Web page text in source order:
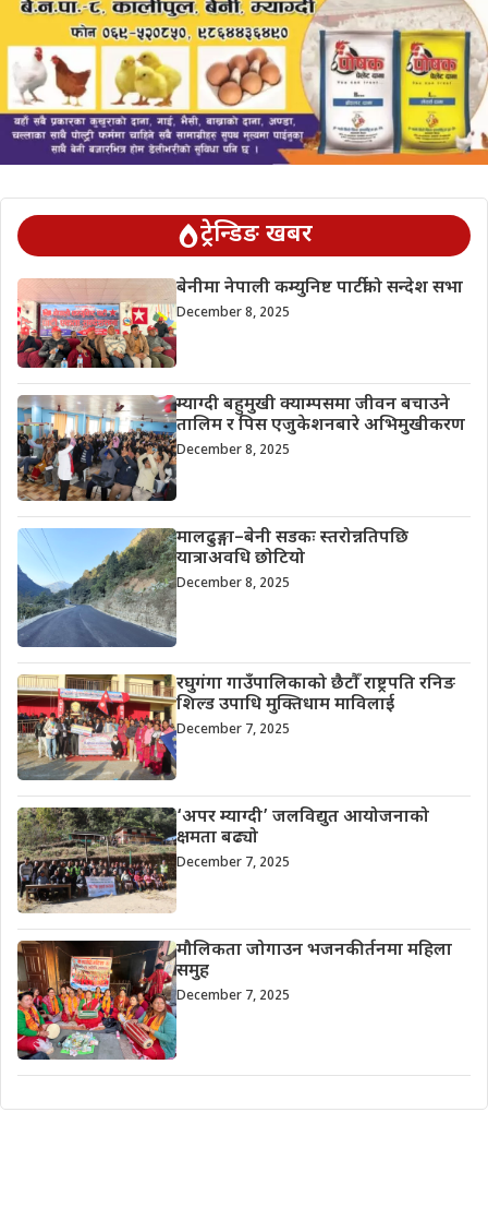
ट्रेन्डिङ खबर
बेनीमा नेपाली कम्युनिष्ट पार्टीको सन्देश सभा
December 8, 2025
म्याग्दी बहुमुखी क्याम्पसमा जीवन बचाउने
तालिम र पिस एजुकेशनबारे अभिमुखीकरण
December 8, 2025
मालढुङ्गा–बेनी सडकः स्तरोन्नतिपछि
यात्राअवधि छोटियो
December 8, 2025
रघुगंगा गाउँपालिकाको छैटौँ राष्ट्रपति रनिङ
शिल्ड उपाधि मुक्तिधाम माविलाई
December 7, 2025
‘अपर म्याग्दी’ जलविद्युत आयोजनाको
क्षमता बढ्यो
December 7, 2025
मौलिकता जोगाउन भजनकीर्तनमा महिला
समुह
December 7, 2025